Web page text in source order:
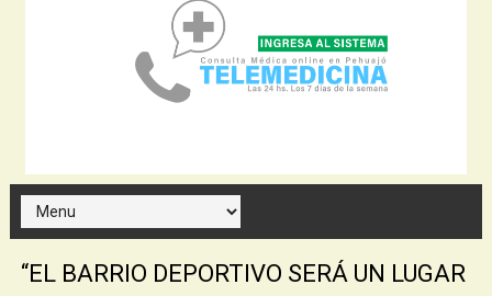
“EL BARRIO DEPORTIVO SERÁ UN LUGAR